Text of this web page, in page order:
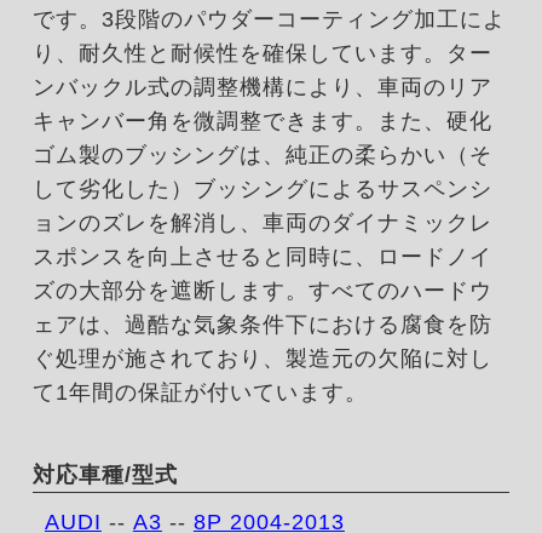
です。3段階のパウダーコーティング加工によ
り、耐久性と耐候性を確保しています。ター
ンバックル式の調整機構により、車両のリア
キャンバー角を微調整できます。また、硬化
ゴム製のブッシングは、純正の柔らかい（そ
して劣化した）ブッシングによるサスペンシ
ョンのズレを解消し、車両のダイナミックレ
スポンスを向上させると同時に、ロードノイ
ズの大部分を遮断します。すべてのハードウ
ェアは、過酷な気象条件下における腐食を防
ぐ処理が施されており、製造元の欠陥に対し
て1年間の保証が付いています。
対応車種/型式
AUDI -- A3 -- 8P 2004-2013